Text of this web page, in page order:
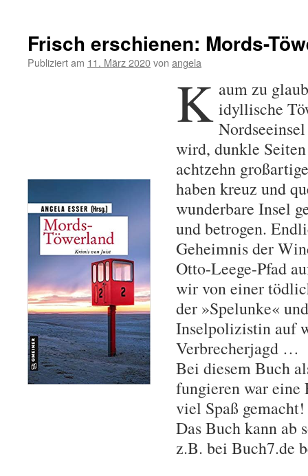
Frisch erschienen: Mords-
Publiziert am 11. März 2020von angela
K aum zu
idyllische
wird, dunkle
achtzehn
haben kreuz und
wunderbare Insel
und betrogen.
Geheimnis der
Otto-Leege-Pfad
wir von einer
der »Spelunke«
Inselpolizistin auf
Verbrecherjagd …
Bei diesem Buch
fungieren war eine
viel Spaß gemacht!
Das Buch kann ab
z.B. bei Buch7.de